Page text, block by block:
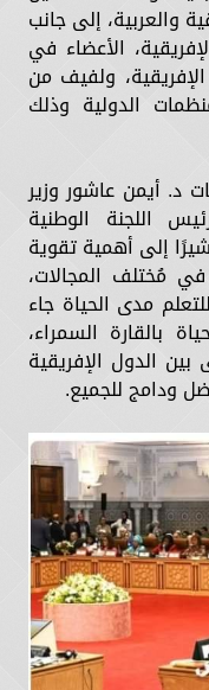
والعربية، إلى جانب
الأعضاء في
ولفيف من
الدولية وذلك
د. أيمن عاشور وزير
اللجنة الوطنية
إلى أهمية تقوية
في مُختلف المجالات،
مدى الحياة جاء
بالقارة السمراء،
الدول الإفريقية
ودامج للجميع.